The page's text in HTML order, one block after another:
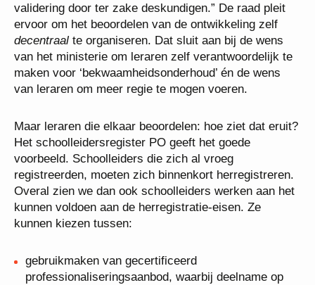
validering door ter zake deskundigen.” De raad pleit
ervoor om het beoordelen van de ontwikkeling zelf
decentraal te organiseren. Dat sluit aan bij de wens
van het ministerie om leraren zelf verantwoordelijk te
maken voor ‘bekwaamheidsonderhoud’ én de wens
van leraren om meer regie te mogen voeren.
Maar leraren die elkaar beoordelen: hoe ziet dat eruit?
Het schoolleidersregister PO geeft het goede
voorbeeld. Schoolleiders die zich al vroeg
registreerden, moeten zich binnenkort herregistreren.
Overal zien we dan ook schoolleiders werken aan het
kunnen voldoen aan de herregistratie-eisen. Ze
kunnen kiezen tussen:
gebruikmaken van gecertificeerd
professionaliseringsaanbod, waarbij deelname op